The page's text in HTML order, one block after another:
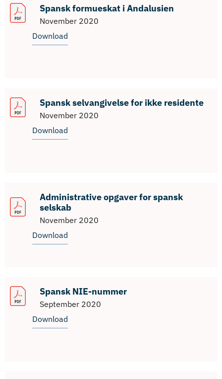
Spansk formueskat i Andalusien
November 2020
Download
Spansk selvangivelse for ikke residente
November 2020
Download
Administrative opgaver for spansk
selskab
November 2020
Download
Spansk NIE-nummer
September 2020
Download